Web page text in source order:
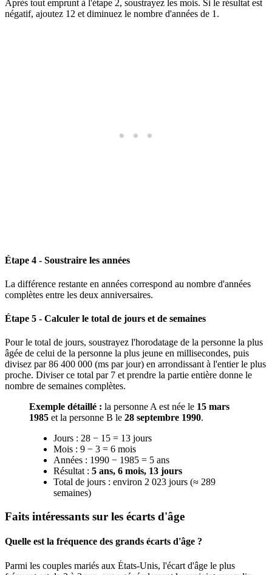
Après tout emprunt à l'étape 2, soustrayez les mois. Si le résultat est
négatif, ajoutez 12 et diminuez le nombre d'années de 1.
Étape 4 - Soustraire les années
La différence restante en années correspond au nombre d'années
complètes entre les deux anniversaires.
Étape 5 - Calculer le total de jours et de semaines
Pour le total de jours, soustrayez l'horodatage de la personne la plus
âgée de celui de la personne la plus jeune en millisecondes, puis
divisez par 86 400 000 (ms par jour) en arrondissant à l'entier le plus
proche. Diviser ce total par 7 et prendre la partie entière donne le
nombre de semaines complètes.
Exemple détaillé : la personne A est née le 15 mars
1985 et la personne B le 28 septembre 1990.
Jours : 28 − 15 = 13 jours
Mois : 9 − 3 = 6 mois
Années : 1990 − 1985 = 5 ans
Résultat : 5 ans, 6 mois, 13 jours
Total de jours : environ 2 023 jours (≈ 289
semaines)
Faits intéressants sur les écarts d'âge
Quelle est la fréquence des grands écarts d'âge ?
Parmi les couples mariés aux États-Unis, l'écart d'âge le plus